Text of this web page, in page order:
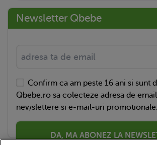
Newsletter Qbebe
Confirm ca am peste 16 ani si sunt
Qbebe.ro sa colecteze adresa de
newslettere si e-mail-uri promotionale.
DA, MA ABONEZ LA